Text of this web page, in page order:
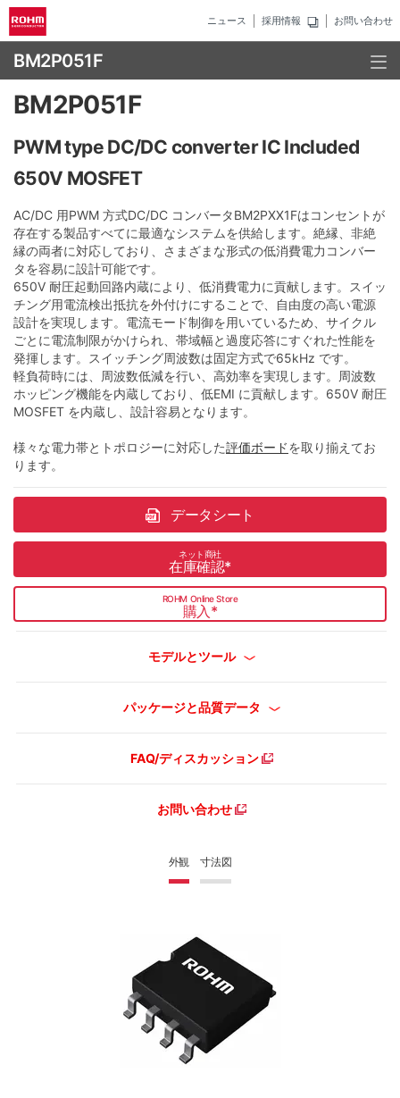
ニュース 採用情報 お問い合わせ
BM2P051F
外観 寸法図
BM2P051F
PWM type DC/DC converter IC Included
650V MOSFET
AC/DC 用PWM 方式DC/DC コンバータBM2PXX1Fはコンセントが
存在する製品すべてに最適なシステムを供給します。絶縁、非絶
縁の両者に対応しており、さまざまな形式の低消費電力コンバー
タを容易に設計可能です。
650V 耐圧起動回路内蔵により、低消費電力に貢献します。スイッ
チング用電流検出抵抗を外付けにすることで、自由度の高い電源
設計を実現します。電流モード制御を用いているため、サイクル
ごとに電流制限がかけられ、帯域幅と過度応答にすぐれた性能を
発揮します。スイッチング周波数は固定方式で65kHz です。
軽負荷時には、周波数低減を行い、高効率を実現します。周波数
ホッピング機能を内蔵しており、低EMI に貢献します。650V 耐圧
MOSFET を内蔵し、設計容易となります。
様々な電力帯とトポロジーに対応した評価ボードを取り揃えてお
ります。
データシート
ネット商社
在庫確認*
ROHM Online Store
購入*
モデルとツール
パッケージと品質データ
FAQ/ディスカッション
お問い合わせ